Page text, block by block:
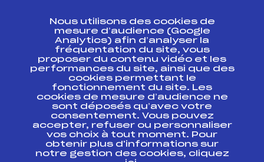
Ressources
Pass’Neige
Projet sportif fédéral
Projet de performance fédéral
Antidopage
Pôle Développement, Formation, Suivi
Scientifique
Listes ministérielles
Pôle vie de l’athlète
Nous utilisons des cookies de
mesure d’audience (Google
Analytics) afin d’analyser la
fréquentation du site, vous
proposer du contenu vidéo et les
performances du site, ainsi que des
cookies permettant le
fonctionnement du site. Les
cookies de mesure d’audience ne
sont déposés qu’avec votre
consentement. Vous pouvez
accepter, refuser ou personnaliser
vos choix à tout moment. Pour
obtenir plus d'informations sur
notre gestion des cookies, cliquez